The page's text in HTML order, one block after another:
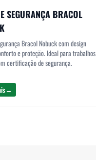
SEGURANÇA BRACOL
Bracol Nobuck com design
e proteção. Ideal para trabalhos
certificação de segurança.
→